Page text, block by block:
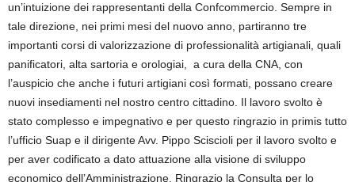
un’intuizione dei rappresentanti della Confcommercio. Sempre in
tale direzione, nei primi mesi del nuovo anno, partiranno tre
importanti corsi di valorizzazione di professionalità artigianali, quali
panificatori, alta sartoria e orologiai, a cura della CNA, con
l’auspicio che anche i futuri artigiani così formati, possano creare
nuovi insediamenti nel nostro centro cittadino. Il lavoro svolto è
stato complesso e impegnativo e per questo ringrazio in primis tutto
l’ufficio Suap e il dirigente Avv. Pippo Sciscioli per il lavoro svolto e
per aver codificato a dato attuazione alla visione di sviluppo
economico dell’Amministrazione. Ringrazio la Consulta per lo